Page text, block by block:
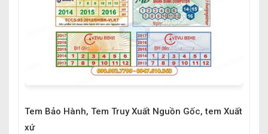
Tem Bảo Hành, Tem Truy Xuất Nguồn Gốc, tem Xuất
xứ